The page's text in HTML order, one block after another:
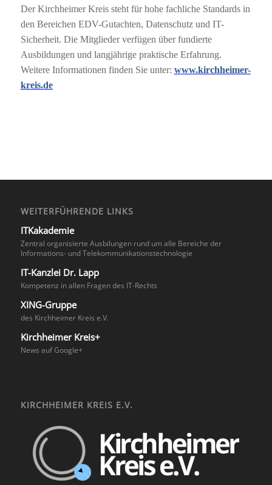
Der Kirchheimer Kreis steht für hohe fachliche Standards in
den Bereichen EDV-Gutachten, Datenschutz und IT-
Sicherheit. Die Mitglieder verfügen über fundierte
Ausbildungen und langjährige praktische Erfahrung.
Weitere Informationen finden Sie unter: www.kirchheimer-
kreis.de
WEITERFÜHRENDE LINKS
ITKakademie
Zentral organisierte Ausbilungen rund um alle Bereiche der
Informations- und Telekommunikationstechnologie
IT-Kanzlei Dr. Lapp
Kompetenz in allen Fragen des IT-Rechts
XING-Gruppe
des Kirchheimer Kreis e.V.
Kirchheimer Kreis+
News auf Google+
KIRCHHEIMER KREIS E.V.